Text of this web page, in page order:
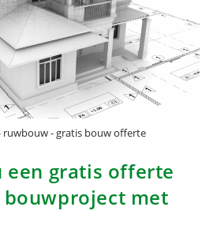
ruwbouw - gratis bouw offerte
een gratis offerte
met